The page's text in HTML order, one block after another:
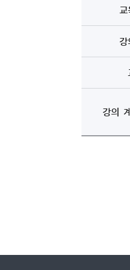
교
강
강의